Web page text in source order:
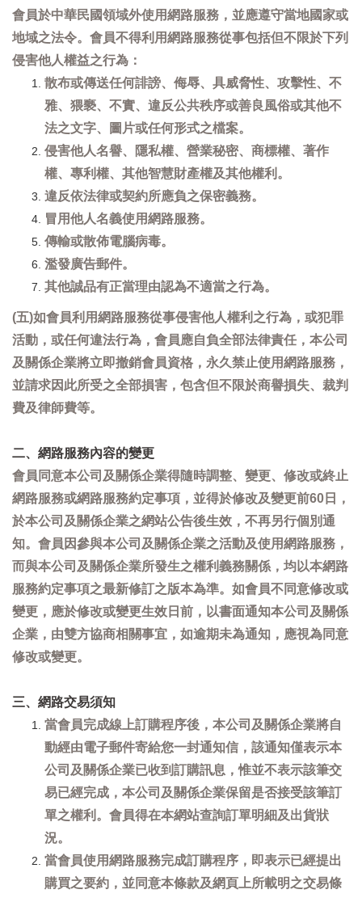
會員於中華民國領域外使用網路服務，並應遵守當地國家或
地域之法令。會員不得利用網路服務從事包括但不限於下列
侵害他人權益之行為：
散布或傳送任何誹謗、侮辱、具威脅性、攻擊性、不
雅、猥褻、不實、違反公共秩序或善良風俗或其他不
法之文字、圖片或任何形式之檔案。
侵害他人名譽、隱私權、營業秘密、商標權、著作
權、專利權、其他智慧財產權及其他權利。
違反依法律或契約所應負之保密義務。
冒用他人名義使用網路服務。
傳輸或散佈電腦病毒。
濫發廣告郵件。
其他誠品有正當理由認為不適當之行為。
(五)如會員利用網路服務從事侵害他人權利之行為，或犯罪
活動，或任何違法行為，會員應自負全部法律責任，本公司
及關係企業將立即撤銷會員資格，永久禁止使用網路服務，
並請求因此所受之全部損害，包含但不限於商譽損失、裁判
費及律師費等。
二、網路服務內容的變更
會員同意本公司及關係企業得隨時調整、變更、修改或終止
網路服務或網路服務約定事項，並得於修改及變更前60日，
於本公司及關係企業之網站公告後生效，不再另行個別通
知。會員因參與本公司及關係企業之活動及使用網路服務，
而與本公司及關係企業所發生之權利義務關係，均以本網路
服務約定事項之最新修訂之版本為準。如會員不同意修改或
變更，應於修改或變更生效日前，以書面通知本公司及關係
企業，由雙方協商相關事宜，如逾期未為通知，應視為同意
修改或變更。
三、網路交易須知
當會員完成線上訂購程序後，本公司及關係企業將自
動經由電子郵件寄給您一封通知信，該通知僅表示本
公司及關係企業已收到訂購訊息，惟並不表示該筆交
易已經完成，本公司及關係企業保留是否接受該筆訂
單之權利。會員得在本網站查詢訂單明細及出貨狀
況。
當會員使用網路服務完成訂購程序，即表示已經提出
購買之要約，並同意本條款及網頁上所載明之交易條